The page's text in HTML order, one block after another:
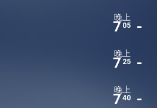
晚上
705 -
晚上
725 -
晚上
740 -